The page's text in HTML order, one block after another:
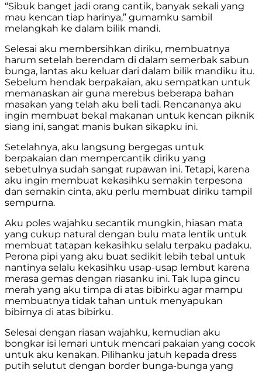
“Sibuk banget jadi orang cantik, banyak sekali yang
mau kencan tiap harinya,” gumamku sambil
melangkah ke dalam bilik mandi.
Selesai aku membersihkan diriku, membuatnya
harum setelah berendam di dalam semerbak sabun
bunga, lantas aku keluar dari dalam bilik mandiku itu.
Sebelum hendak berpakaian, aku sempatkan untuk
memanaskan air guna merebus beberapa bahan
masakan yang telah aku beli tadi. Rencananya aku
ingin membuat bekal makanan untuk kencan piknik
siang ini, sangat manis bukan sikapku ini.
Setelahnya, aku langsung bergegas untuk
berpakaian dan mempercantik diriku yang
sebetulnya sudah sangat rupawan ini. Tetapi, karena
aku ingin membuat kekasihku semakin terpesona
dan semakin cinta, aku perlu membuat diriku tampil
sempurna.
Aku poles wajahku secantik mungkin, hiasan mata
yang cukup natural dengan bulu mata lentik untuk
membuat tatapan kekasihku selalu terpaku padaku.
Perona pipi yang aku buat sedikit lebih tebal untuk
nantinya selalu kekasihku usap-usap lembut karena
merasa gemas dengan riasanku ini. Tak lupa gincu
merah yang aku timpa di atas bibirku agar mampu
membuatnya tidak tahan untuk menyapukan
bibirnya di atas bibirku.
Selesai dengan riasan wajahku, kemudian aku
bongkar isi lemari untuk mencari pakaian yang cocok
untuk aku kenakan. Pilihanku jatuh kepada dress
putih selutut dengan border bunga-bunga yang